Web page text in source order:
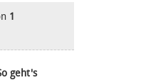
1
geht's